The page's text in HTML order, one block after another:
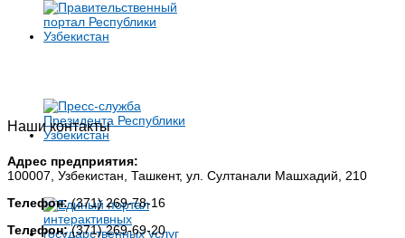
Наши контакты
Адрес предприятия:
100007, Узбекистан, Ташкент, ул. Султанали Машхадий, 210
Телефон:(371) 269-78-16
Телефон:(371) 269-69-20